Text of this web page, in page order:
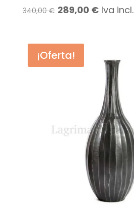
340,00€ El
era:
340,00 €.
289,00 €El
289,00 €.
Iva incl.
¡Oferta!